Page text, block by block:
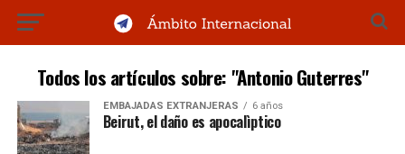
Todos los artículos sobre: "Antonio Guterres"
EMBAJADAS EXTRANJERAS 6 años
Beirut, el daño es apocalìptico